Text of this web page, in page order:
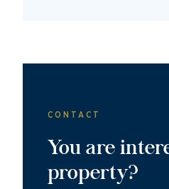
CONTACT
You are interested in this
property?